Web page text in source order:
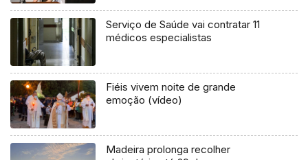
Serviço de Saúde vai contratar 11
médicos especialistas
Fiéis vivem noite de grande
emoção (vídeo)
Madeira prolonga recolher